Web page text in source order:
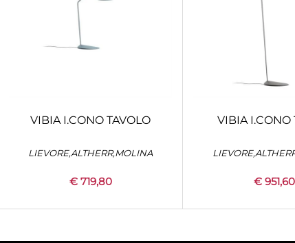
Quantità
CONFIGURA
VIBIA I.CONO TAVOLO
LIEVORE,ALTHERR,MOLINA
€ 719,80 Quantità
VIBIA I.CONO
€ 951,60